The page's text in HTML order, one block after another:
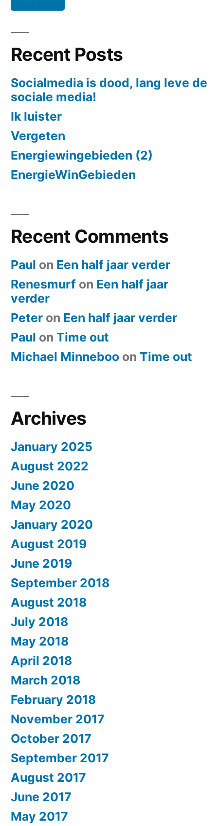
Recent Posts
Socialmedia is dood, lang leve de
sociale media!
Ik luister
Vergeten
Energiewingebieden (2)
EnergieWinGebieden
Recent Comments
Paul on Een half jaar verder
Renesmurf on Een half jaar
verder
Peter on Een half jaar verder
Paul on ​Time out
Michael Minneboo on ​Time out
Archives
January 2025
August 2022
June 2020
May 2020
January 2020
August 2019
June 2019
September 2018
August 2018
July 2018
May 2018
April 2018
March 2018
February 2018
November 2017
October 2017
September 2017
August 2017
June 2017
May 2017